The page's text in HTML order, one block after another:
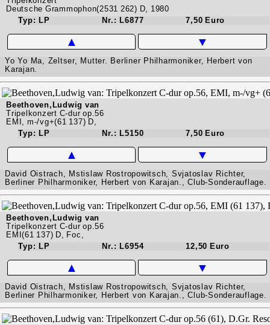
Deutsche Grammophon(2531 262) D, 1980
Typ: LP
Nr.: L6877 7,50 Euro
▲ ▼
Yo Yo Ma, Zeltser, Mutter. Berliner Philharmoniker, Herbert von
Karajan.
Beethoven,Ludwig van
Tripelkonzert C-dur op.56
EMI, m-/vg+(61 137) D,
Typ: LP
Nr.: L5150 7,50 Euro
▲ ▼
David Oistrach, Mstislaw Rostropowitsch, Svjatoslav Richter,
Berliner Philharmoniker, Herbert von Karajan., Club-Sonderauflage.
Beethoven,Ludwig van
Tripelkonzert C-dur op.56
EMI(61 137) D, Foc,
Typ: LP
Nr.: L6954 12,50 Euro
▲ ▼
David Oistrach, Mstislaw Rostropowitsch, Svjatoslav Richter,
Berliner Philharmoniker, Herbert von Karajan., Club-Sonderauflage.